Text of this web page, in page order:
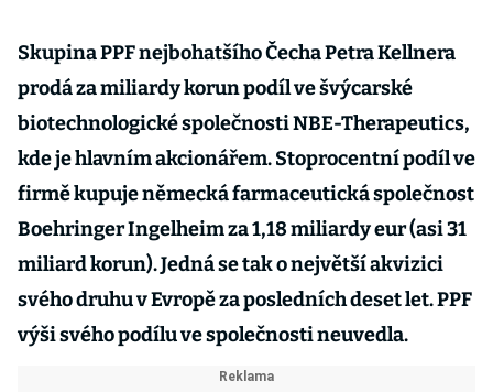
Skupina PPF nejbohatšího Čecha Petra Kellnera
prodá za miliardy korun podíl ve švýcarské
biotechnologické společnosti NBE-Therapeutics,
kde je hlavním akcionářem. Stoprocentní podíl ve
firmě kupuje německá farmaceutická společnost
Boehringer Ingelheim za 1,18 miliardy eur (asi 31
miliard korun). Jedná se tak o největší akvizici
svého druhu v Evropě za posledních deset let. PPF
výši svého podílu ve společnosti neuvedla.